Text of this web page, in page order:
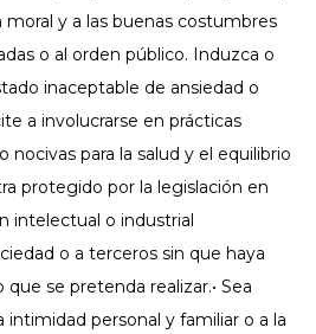
moral y a las buenas costumbres
o al orden público. Induzca o
inaceptable de ansiedad o
a involucrarse en prácticas
nocivas para la salud y el equilibrio
protegido por la legislación en
intelectual o industrial
o a terceros sin que haya
se pretenda realizar.• Sea
intimidad personal y familiar o a la